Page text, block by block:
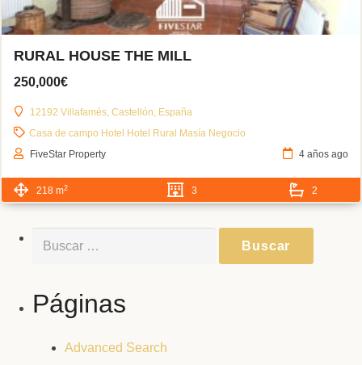
RURAL HOUSE THE MILL
250,000€
12192 Villafamés, Castellón, España
Casa de campo Hotel Hotel Rural Masía Negocio
FiveStar Property
4 años ago
218 m2 3 2
Páginas
Advanced Search